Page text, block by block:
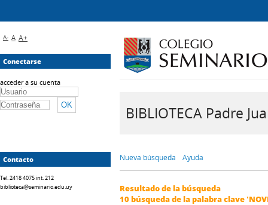
BIBLIOTECA Padre
Nueva búsqueda Ayuda
Resultado de la búsqueda
10búsqueda de la palabra clave
A- A A+
Conectarse
acceder a su cuenta
Contacto
Tel. 2418 4075 int. 212
biblioteca@seminario.edu.uy